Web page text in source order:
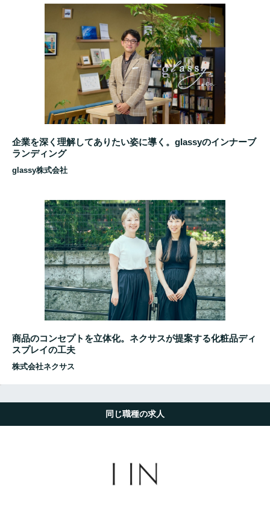
企業を深く理解してありたい姿に導く。glassyのインナーブ
ランディング
glassy株式会社
商品のコンセプトを立体化。ネクサスが提案する化粧品ディ
スプレイの工夫
株式会社ネクサス
同じ職種の求人